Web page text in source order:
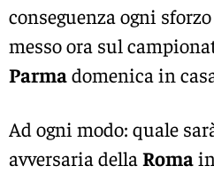
conseguenza ogni
messo ora sul
Parmadomenica in
Ad ogni modo: quale
avversaria della Romain